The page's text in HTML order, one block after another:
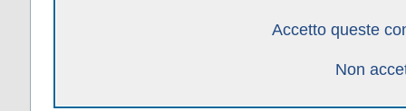
Accetto queste
Non